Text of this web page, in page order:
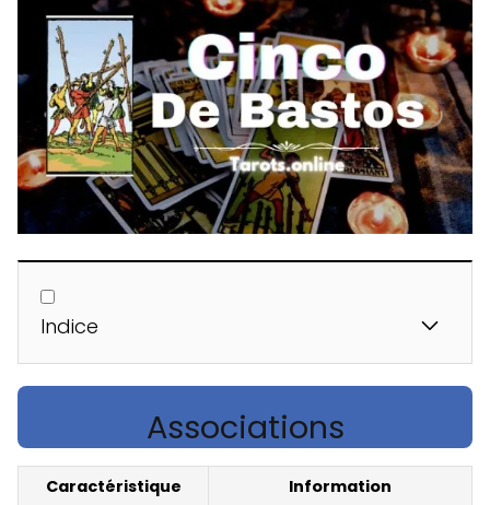
Indice
Associations
Caractéristique Information